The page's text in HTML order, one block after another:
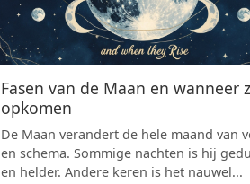
Fasen van de Maan en wanneer
opkomen
De Maan verandert de hele maand van
en schema. Sommige nachten is hij
en helder. Andere keren is het nauwel...